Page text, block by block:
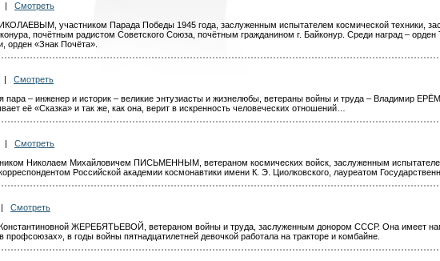
Смотреть
участником Парада Победы 1945 года, заслуженным испытателем космической техники,
почётным радистом Советского Союза, почётным гражданином г. Байконур. Среди наград – орден
орден «Знак Почёта».
Смотреть
пара – инженер и историк – великие энтузиасты и жизнелюбы, ветераны войны и труда – Владимир
её «Сказка» и так же, как она, верит в искренность человеческих отношений…
Смотреть
Николаем Михайловичем ПИСЬМЕННЫМ, ветераном космических войск, заслуженным
Российской академии космонавтики имени К. Э. Циолковского, лауреатом
Смотреть
ЖЕРЕБЯТЬЕВОЙ, ветераном войны и труда, заслуженным донором СССР. Она имеет
профсоюзах», в годы войны пятнадцатилетней девочкой работала на тракторе и комбайне.